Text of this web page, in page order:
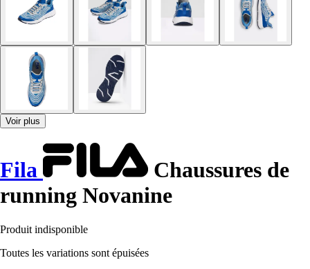
Voir plus
Fila
Chaussures de
running Novanine
Produit indisponible
Toutes les variations sont épuisées